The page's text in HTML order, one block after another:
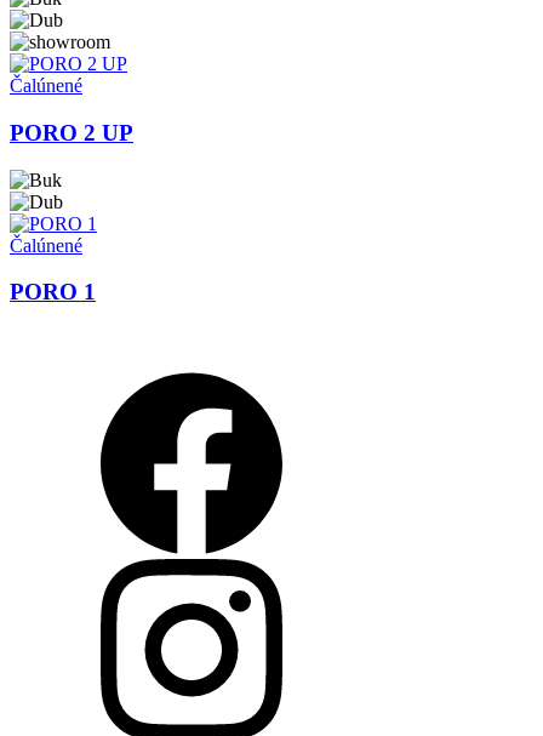
Čalúnené
PORO 2 UP
Čalúnené
PORO 1